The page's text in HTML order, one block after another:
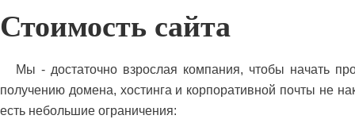
Стоимость сайта
Мы - достаточно взрослая компания, чтобы начать
получению домена, хостинга и корпоративной почты не
есть небольшие ограничения: